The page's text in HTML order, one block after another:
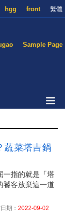
繁體
front
hgg
Sample Page
蔬菜塔吉鍋
一指的就是「塔
饕客放棄這一道
期： 2022-09-02